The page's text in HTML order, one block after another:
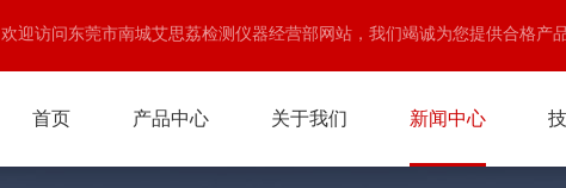
欢迎访问东莞市南城艾思荔检测仪器经营部网站，我们竭诚为您提供合格产
首页 产品中心 关于我们 新闻中心